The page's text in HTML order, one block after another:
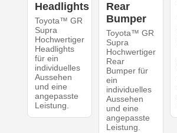
Headlights
Toyota™ GR
Supra
Hochwertiger
Headlights
für ein
individuelles
Aussehen
und eine
angepasste
Leistung.
Rear
Bumper
Toyota™ GR
Supra
Hochwertiger
Rear
Bumper für
ein
individuelles
Aussehen
und eine
angepasste
Leistung.